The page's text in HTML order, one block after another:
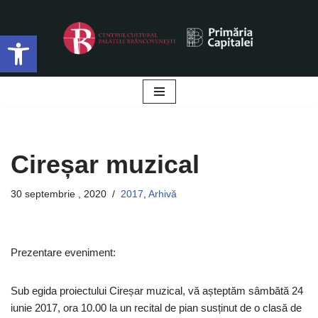
Deschide bara de unelte
Sari
la
conținut
Cireșar muzical
30 septembrie , 2020 2017 Arhivă
Prezentare eveniment:
Sub egida proiectului Cireșar muzical, vă așteptăm sâmbătă 24
iunie 2017, ora 10.00 la un recital de pian susținut de o clasă de